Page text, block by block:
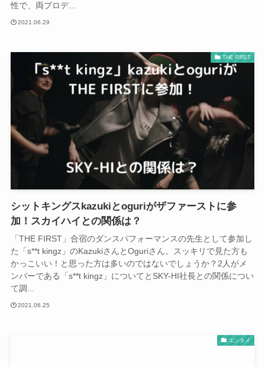
性で、両プロデ...
2021.06.29
THE FIRST
シットキングスkazukiとoguriがザファーストに参
加！スカイハイとの関係は？
「THE FIRST」合宿のダンスパフォーマンスの先生として参加し
た「s**t kingz」のKazukiさんとOguriさん。スッキリで見た方も
かっこいい！と思った方は多いのではないでしょうか？2人がメ
ンバーである「s**t kingz」についてとSKY-HI社長との関係につい
て調...
2021.06.25
エンタメ